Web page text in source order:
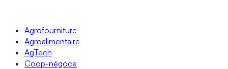
Agrofourniture
Agroalimentaire
AgTech
Coop-négoce